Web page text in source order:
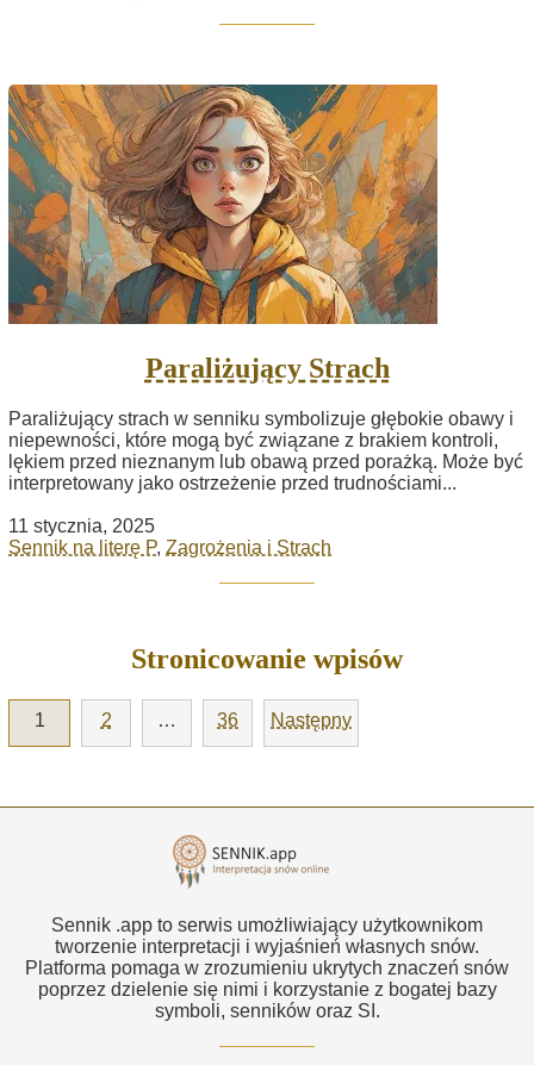
Paraliżujący Strach
Paraliżujący strach w senniku symbolizuje głębokie obawy i
niepewności, które mogą być związane z brakiem kontroli,
lękiem przed nieznanym lub obawą przed porażką. Może być
interpretowany jako ostrzeżenie przed trudnościami...
11 stycznia, 2025
Sennik na literę P, Zagrożenia i Strach
Stronicowanie wpisów
1 2 … 36 Następny
Sennik .app to serwis umożliwiający użytkownikom
tworzenie interpretacji i wyjaśnień własnych snów.
Platforma pomaga w zrozumieniu ukrytych znaczeń snów
poprzez dzielenie się nimi i korzystanie z bogatej bazy
symboli, senników oraz SI.